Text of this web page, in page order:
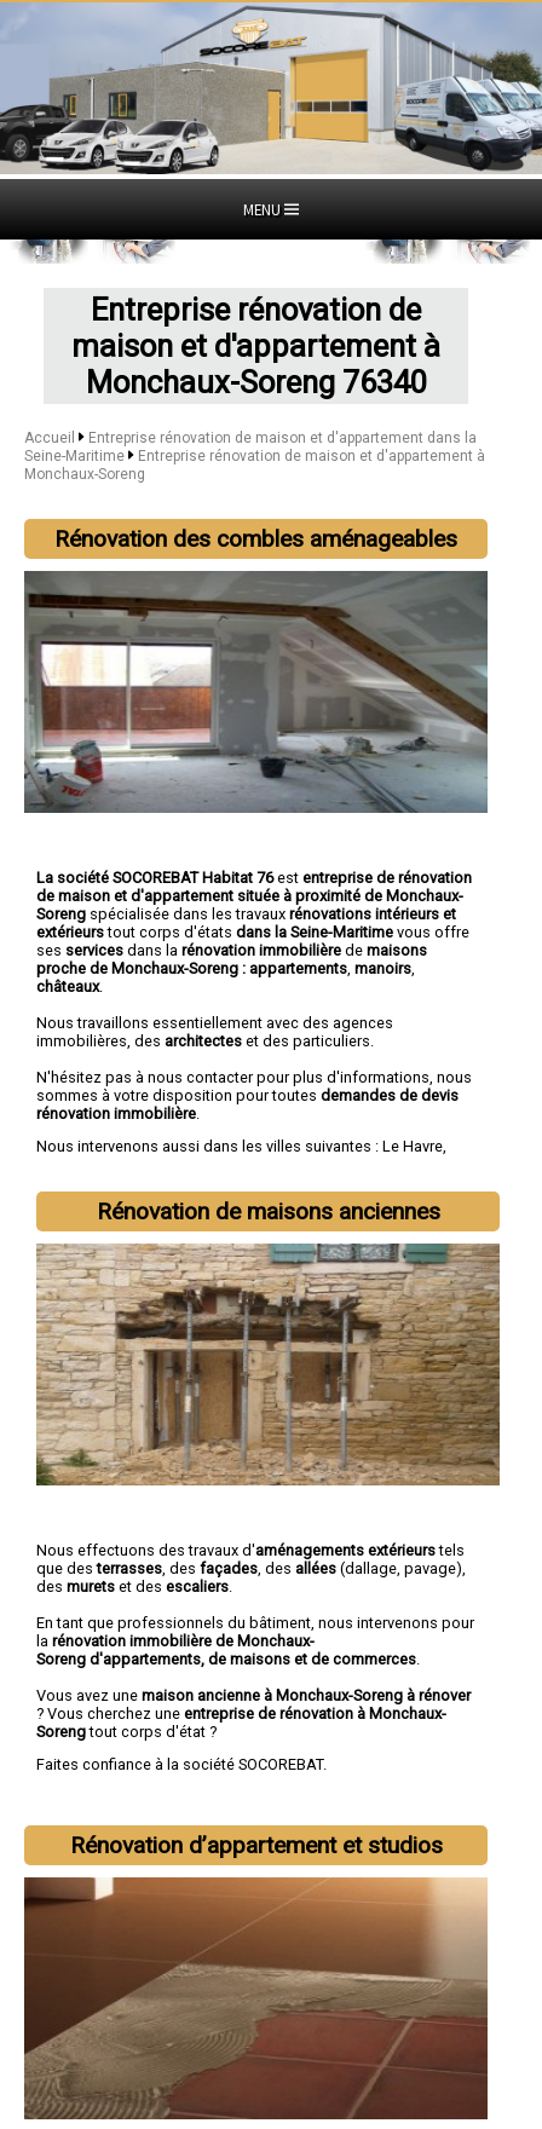
MENU
Entreprise rénovation de
maison et d'appartement à
Monchaux-Soreng 76340
Accueil
Entreprise rénovation de maison et d'appartement dans la
Seine-Maritime
Entreprise rénovation de maison et d'appartement à
Monchaux-Soreng
Rénovation des combles aménageables
La société SOCOREBAT Habitat 76est entreprise de rénovation
de maison et d'appartement située à proximité de Monchaux-
Soreng spécialisée dans les travaux rénovations intérieurs et
extérieurstout corps d'états dans la Seine-Maritime vous offre
ses services dans la rénovation immobilière de maisons
proche de Monchaux-Soreng : appartements manoirs
châteaux.
Nous travaillons essentiellement avec des agences
immobilières, des architectes et des particuliers.
N'hésitez pas à nous contacter pour plus d'informations, nous
sommes à votre disposition pour toutes demandes de devis
rénovation immobilière
Nous intervenons aussi dans les villes suivantes : Le Havre,
Elbeuf
Rénovation de maisons anciennes
Nous effectuons des travaux d'aménagements extérieurstels
que desterrasses , des façades , des allées (dallage, pavage),
des murets et des escaliers
En tant que professionnels du bâtiment, nous intervenons pour
la rénovation immobilière de Monchaux-
Soreng d'appartements, de maisons et de commerces
Vous avez une maison ancienne à Monchaux-Soreng à rénover
? Vous cherchez une entreprise de rénovation à Monchaux-
Sorengtout corps d'état ?
Faites confiance à la société SOCOREBAT.
Rénovation d’appartement et studios